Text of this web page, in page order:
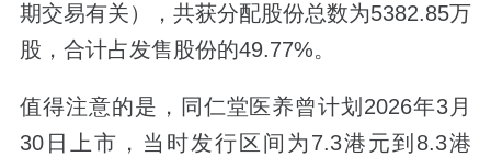
期交易有关），共获分配股份总数为5382.85万
股，合计占发售股份的49.77%。
值得注意的是，同仁堂医养曾计划2026年3月
30日上市，当时发行区间为7.3港元到8.3港